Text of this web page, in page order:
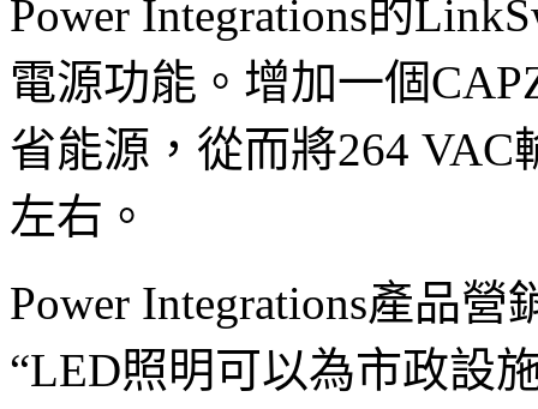
Power Integrations的
電源功能。增加一個
省能源，從而將264
左右。
Power Integrations產品
“LED照明可以為市政設